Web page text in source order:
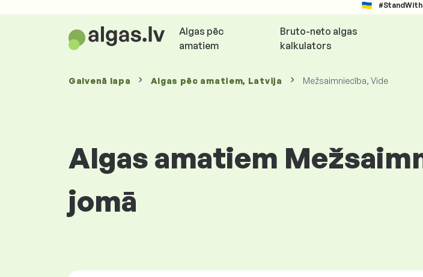
Algas pēc
amatiem
Bruto-neto algas
kalkulators
Galvenā lapa Algas pēc amatiem, Latvija Mežsaimniecība, Vide
Algas amatiem
jomā